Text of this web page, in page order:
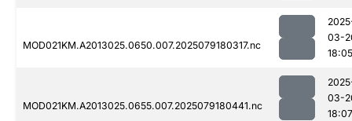
MOD021KM.A2013025.0650.007.2025079180317.nc
03-
18:05
MOD021KM.A2013025.0655.007.2025079180441.nc
03-
18:07